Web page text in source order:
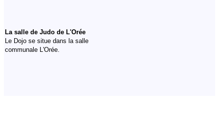
La salle de Judo de L'Orée
Le Dojo se situe dans la salle
communale L'Orée.